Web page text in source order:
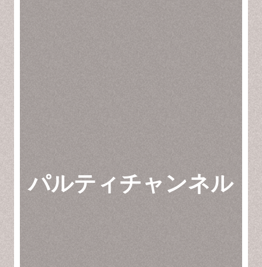
パルティチャンネル